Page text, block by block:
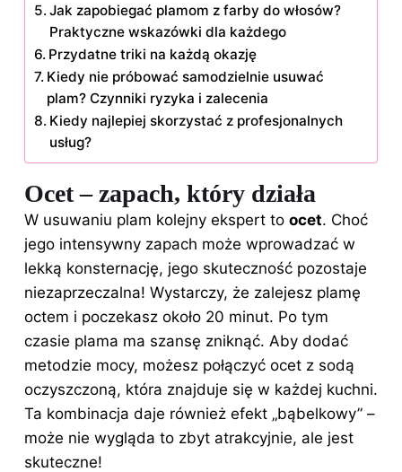
Jak zapobiegać plamom z farby do włosów?
Praktyczne wskazówki dla każdego
Przydatne triki na każdą okazję
Kiedy nie próbować samodzielnie usuwać
plam? Czynniki ryzyka i zalecenia
Kiedy najlepiej skorzystać z profesjonalnych
usług?
Ocet – zapach, który działa
W usuwaniu plam kolejny ekspert to ocet. Choć
jego intensywny zapach może wprowadzać w
lekką konsternację, jego skuteczność pozostaje
niezaprzeczalna! Wystarczy, że zalejesz plamę
octem i poczekasz około 20 minut. Po tym
czasie plama ma szansę zniknąć. Aby dodać
metodzie mocy, możesz połączyć ocet z sodą
oczyszczoną, która znajduje się w każdej kuchni.
Ta kombinacja daje również efekt „bąbelkowy” –
może nie wygląda to zbyt atrakcyjnie, ale jest
skuteczne!